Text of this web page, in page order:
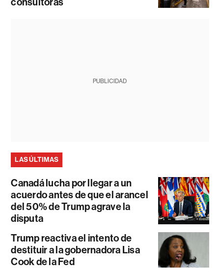
PUBLICIDAD
LAS ÚLTIMAS
Canadá lucha por llegar a un
acuerdo antes de que el arancel
del 50% de Trump agrave la
disputa
Trump reactiva el intento de
destituir a la gobernadora Lisa
Cook de la Fed